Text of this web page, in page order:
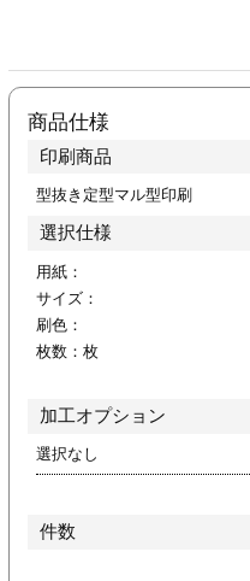
印刷
リーブ印刷
加工
ァイル印刷
リーブ
商品仕様
印刷商品
型抜き定型マル型印刷
選択仕様
用紙：
サイズ：
刷色：
枚数： 枚
加工オプション
選択なし
件数